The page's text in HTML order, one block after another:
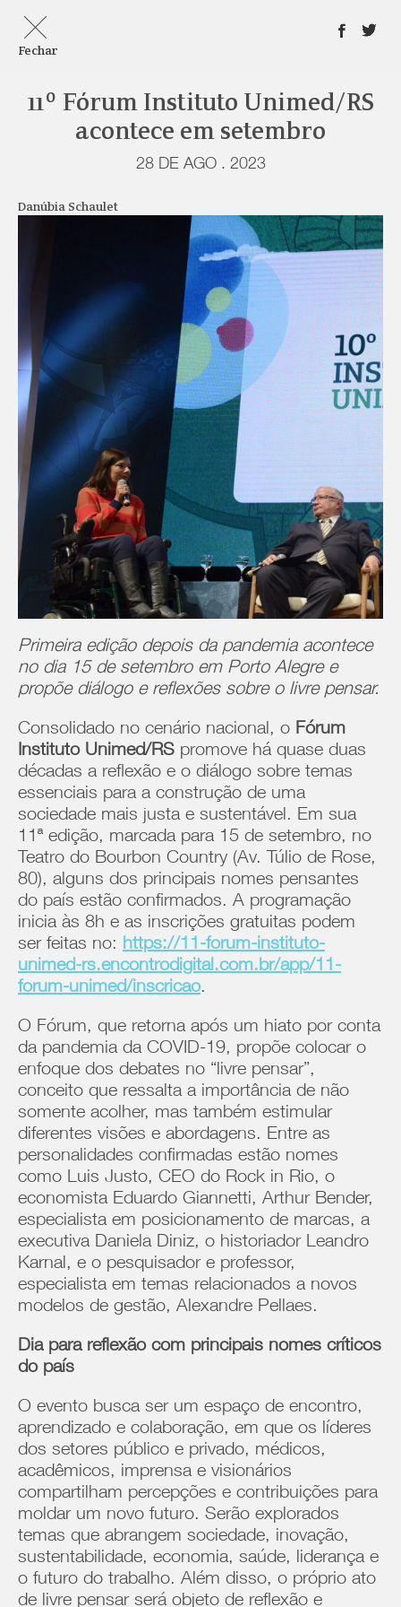
Fechar
11º Fórum Instituto Unimed/RS
acontece em setembro
28 DE AGO . 2023
Danúbia Schaulet
Primeira edição depois da pandemia acontece
no dia 15 de setembro em Porto Alegre e
propõe diálogo e reflexões sobre o livre pensar.
Consolidado no cenário nacional, o Fórum
Instituto Unimed/RS promove há quase duas
décadas a reflexão e o diálogo sobre temas
essenciais para a construção de uma
sociedade mais justa e sustentável. Em sua
11ª edição, marcada para 15 de setembro, no
Teatro do Bourbon Country (Av. Túlio de Rose,
80), alguns dos principais nomes pensantes
do país estão confirmados. A programação
inicia às 8h e as inscrições gratuitas podem
ser feitas no: https://11-forum-instituto-
unimed-rs.encontrodigital.com.br/app/11-
forum-unimed/inscricao.
O Fórum, que retorna após um hiato por conta
da pandemia da COVID-19, propõe colocar o
enfoque dos debates no “livre pensar”,
conceito que ressalta a importância de não
somente acolher, mas também estimular
diferentes visões e abordagens. Entre as
personalidades confirmadas estão nomes
como Luis Justo, CEO do Rock in Rio, o
economista Eduardo Giannetti, Arthur Bender,
especialista em posicionamento de marcas, a
executiva Daniela Diniz, o historiador Leandro
Karnal, e o pesquisador e professor,
especialista em temas relacionados a novos
modelos de gestão, Alexandre Pellaes.
Dia para reflexão com principais nomes críticos
do país
O evento busca ser um espaço de encontro,
aprendizado e colaboração, em que os líderes
dos setores público e privado, médicos,
acadêmicos, imprensa e visionários
compartilham percepções e contribuições para
moldar um novo futuro. Serão explorados
temas que abrangem sociedade, inovação,
sustentabilidade, economia, saúde, liderança e
o futuro do trabalho. Além disso, o próprio ato
de livre pensar será objeto de reflexão e